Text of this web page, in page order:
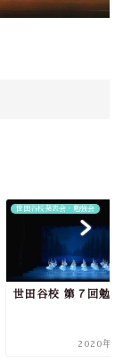
世田谷校発表会・勉強会
世田谷校 第5回 発表
2017年1